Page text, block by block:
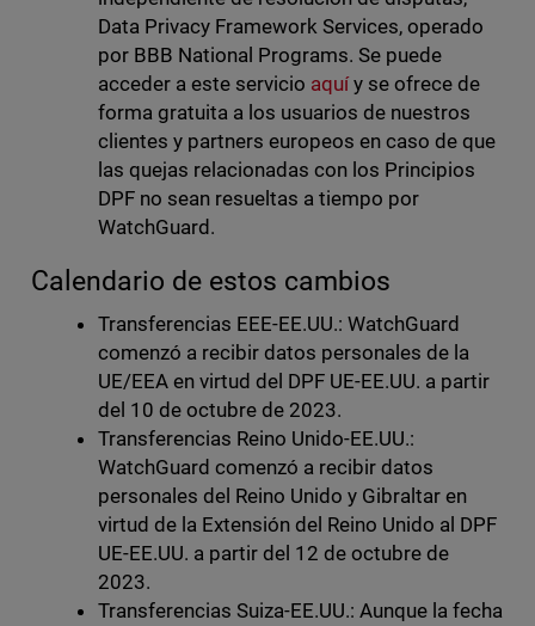
Data Privacy Framework Services, operado
por BBB National Programs. Se puede
acceder a este servicio aquíy se ofrece de
forma gratuita a los usuarios de nuestros
clientes y partners europeos en caso de que
las quejas relacionadas con los Principios
DPF no sean resueltas a tiempo por
WatchGuard.
Calendario de estos cambios
Transferencias EEE-EE.UU.: WatchGuard
comenzó a recibir datos personales de la
UE/EEA en virtud del DPF UE-EE.UU. a partir
del 10 de octubre de 2023.
Transferencias Reino Unido-EE.UU.:
WatchGuard comenzó a recibir datos
personales del Reino Unido y Gibraltar en
virtud de la Extensión del Reino Unido al DPF
UE-EE.UU. a partir del 12 de octubre de
2023.
Transferencias Suiza-EE.UU.: Aunque la fecha